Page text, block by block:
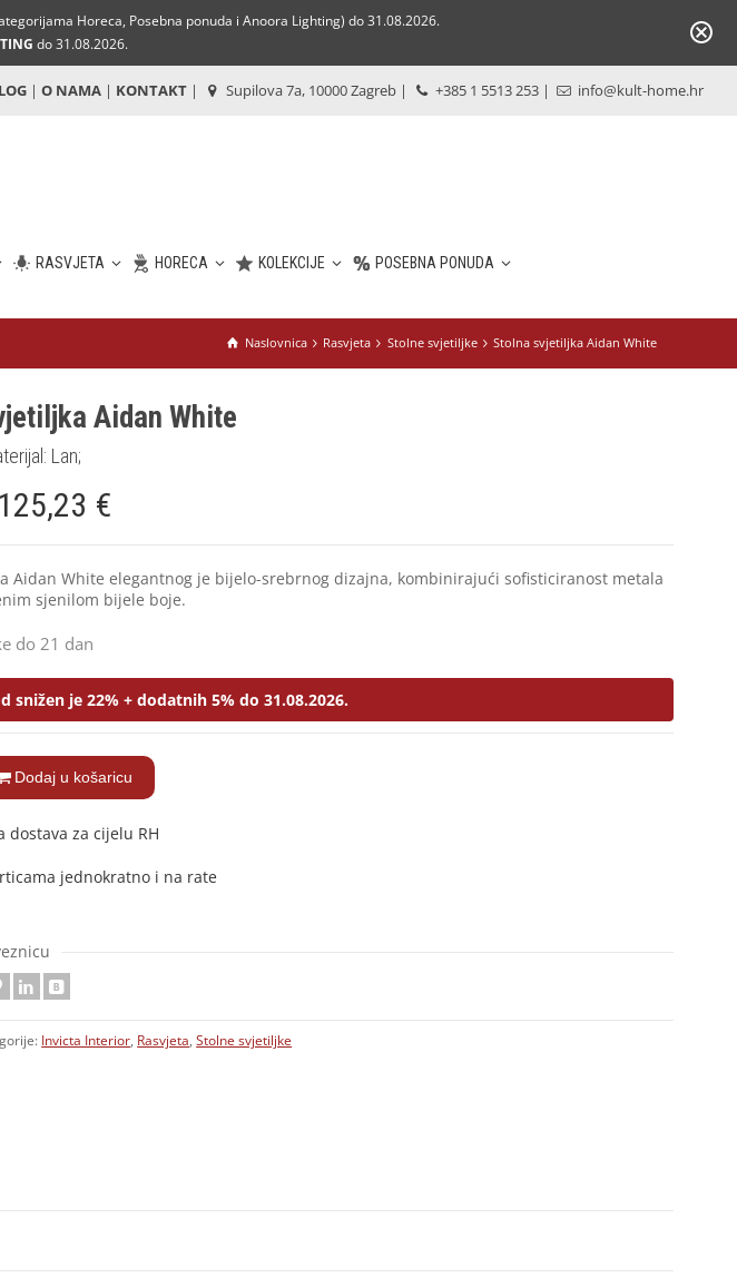
Horeca, Posebna ponuda i Anoora Lighting) do 31.08.2026.
do 31.08.2026.
| O NAMA | KONTAKT | Supilova 7a, 10000 Zagreb | +385 1 5513 253 | info@kult-home.hr
RASVJETA HORECA KOLEKCIJE POSEBNA PONUDA
Naslovnica Rasvjeta Stolne svjetiljke Stolna svjetiljka Aidan White
Aidan White
Lan;
125,23 €
Aidan White elegantnog je bijelo-srebrnog dizajna, kombinirajući sofisticiranost metala
sjenilom bijele boje.
do 21 dan
snižen je 22% + dodatnih 5% do 31.08.2026.
Dodaj u košaricu
dostava za cijelu RH
jednokratno i na rate
Invicta Interior, Rasvjeta,Stolne svjetiljke